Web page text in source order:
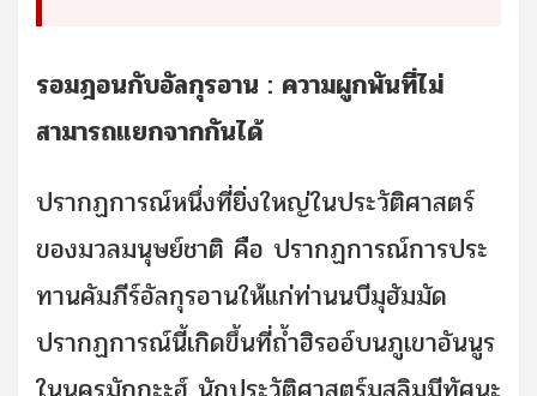
รอมฎอนกับอัลกุรอาน : ความผูกพันที่ไม่
สามารถแยกจากกันได้
ปรากฏการณ์หนึ่งที่ยิ่งใหญ่ในประวัติศาสตร์
ของมวลมนุษย์ชาติ คือ ปรากฏการณ์การประ
ทานคัมภีร์อัลกุรอานให้แก่ท่านนบีมุฮัมมัด
ปรากฏการณ์นี้เกิดขึ้นที่ถ้ำฮิรออ์บนภูเขาอันนูร